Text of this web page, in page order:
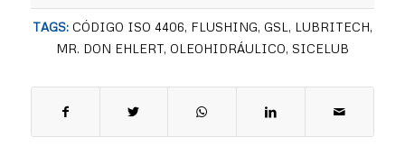
TAGS: CÓDIGO ISO 4406, FLUSHING, GSL , LUBRITECH,
MR. DON EHLERT, OLEOHIDRÁULICO, SICELUB